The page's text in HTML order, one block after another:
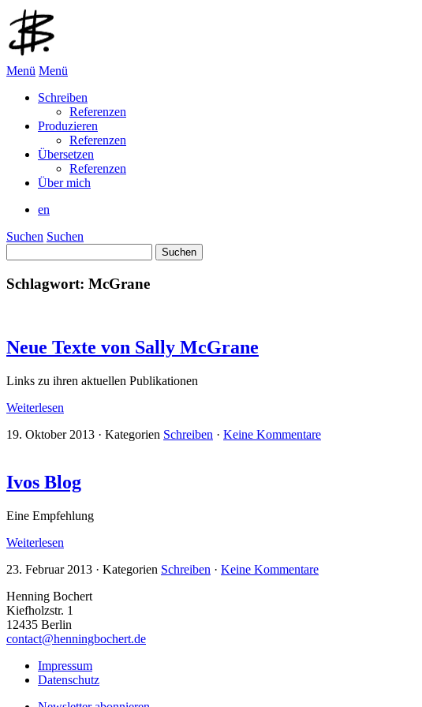
Menü Menü
Schreiben
Referenzen
Produzieren
Referenzen
Übersetzen
Referenzen
Über mich
en
Suchen Suchen
nach:
Schlagwort: McGrane
Neue Texte von Sally McGrane
Links zu ihren aktuellen Publikationen
Weiterlesen
19. Oktober 2013 · Kategorien Schreiben · Keine Kommentare
Ivos Blog
Eine Empfehlung
Weiterlesen
23. Februar 2013 · Kategorien Schreiben · Keine Kommentare
Henning Bochert
Kiefholzstr. 1
12435 Berlin
contact@henningbochert.de
Impressum
Datenschutz